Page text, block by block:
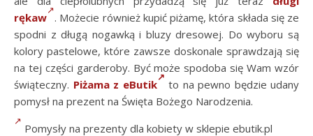
rękaw . Możecie również kupić piżamę, która składa się ze
spodni z długą nogawką i bluzy dresowej. Do wyboru są
kolory pastelowe, które zawsze doskonale sprawdzają się
na tej części garderoby. Być może spodoba się Wam wzór
świąteczny. Piżama z eButik
to na pewno będzie udany
pomysł na prezent na Święta Bożego Narodzenia.
Pomysły na prezenty dla kobiety w sklepie ebutik.pl